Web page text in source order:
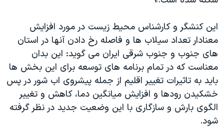
این کنشگر و کارشناس محیط زیست در مورد افزایش
معنادار تعداد سیلاب ها و فاصله رخ دادن آنها در استان
های جنوب و جنوب شرقی ایران می گوید: این بدان
معناست که در تمام برنامه های توسعه برای این بخش ها
باید به تاثیرات تغییر اقلیم از جمله پیشروی اب شور در پس
خشکیدن رودها و افزایش میانگین دما، کاهش و تغییر
الگوی بارش و سازگاری با این وضعیت جدید در نظر گرفته
شود.